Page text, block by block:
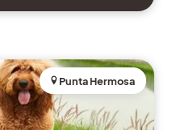
Punta Hermosa